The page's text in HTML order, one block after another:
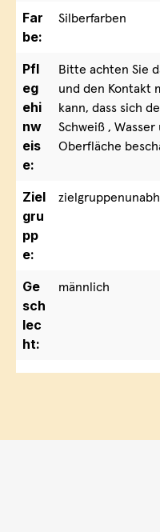
Far
be:
Silberfarben
Pfl
eg
ehi
nw
eis
e:
Bitte achten Sie
und den Kontakt
kann, dass sich
Schweiß ,
Oberfläche
Ziel
gru
pp
e:
Ge
sch
lec
ht:
männlich